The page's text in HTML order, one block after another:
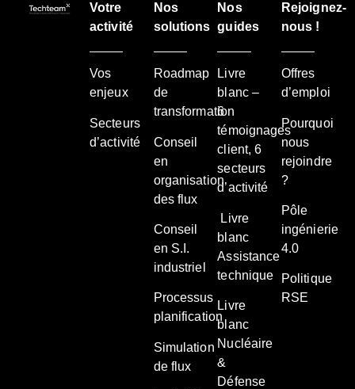
Votre
activité
Vos
enjeux
Secteurs
d’activité
Nos
solutions
Roadmap
de
transformation
Conseil
en
organisation
des flux
Conseil
en S.I.
industriel
Processus
planification
Simulation
de flux
Nos
guides
Livre
blanc –
6
témoignages
client, 6
secteurs
d’activité
Livre
blanc
Assistance
technique
Livre
blanc
Nucléaire
&
Défense
Rejoignez-
nous !
Offres
d’emploi
Pourquoi
nous
rejoindre
?
Pôle
ingénierie
4.0
Politique
RSE